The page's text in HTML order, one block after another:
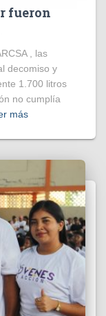
fueron
, las
decomiso y
1.700 litros
no cumplía
más